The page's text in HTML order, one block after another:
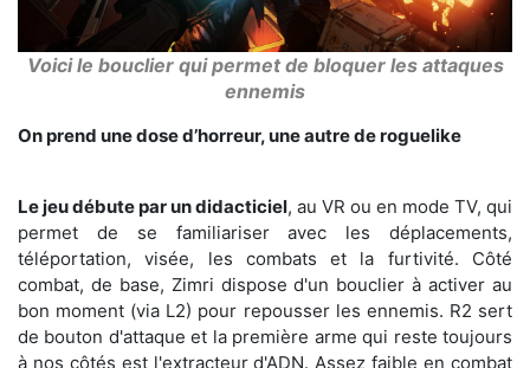
Voici le bouclier qui permet de bloquer les attaques
ennemis
On prend une dose d’horreur, une autre de roguelike
Le jeu débute par un didacticiel, au VR ou en mode TV, qui
permet de se familiariser avec les déplacements,
téléportation, visée, les combats et la furtivité. Côté
combat, de base, Zimri dispose d'un bouclier à activer au
bon moment (via L2) pour repousser les ennemis. R2 sert
de bouton d'attaque et la première arme qui reste toujours
à nos côtés est l'extracteur d'ADN. Assez faible en combat